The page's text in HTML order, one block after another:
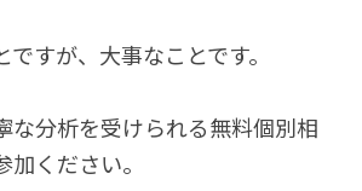
すが、大事なことです。
な分析を受けられる無料個別相
ください。